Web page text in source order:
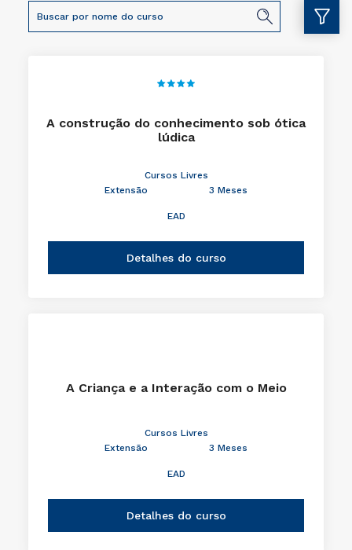
A construção do conhecimento sob ótica
lúdica
Cursos Livres
Extensão
3 Meses
EAD
Detalhes do curso
A Criança e a Interação com o Meio
Cursos Livres
Extensão
3 Meses
EAD
Detalhes do curso